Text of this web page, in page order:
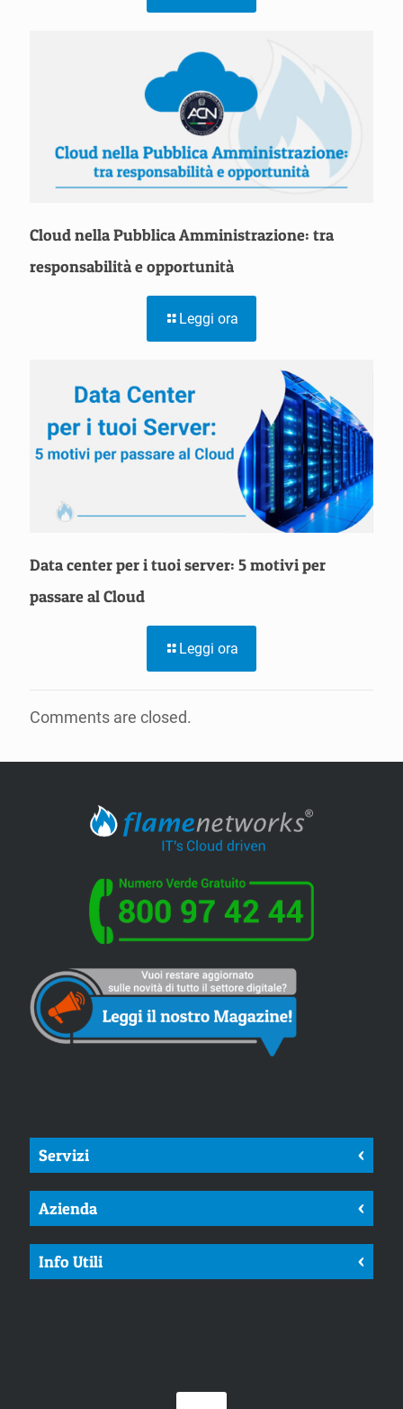
Cloud nella Pubblica Amministrazione: tra
responsabilità e opportunità
Leggi ora
Data center per i tuoi server: 5 motivi per
passare al Cloud
Leggi ora
Comments are closed.
Servizi <
Azienda <
Info Utili <